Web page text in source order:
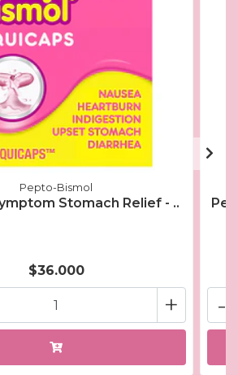
Pepto-Bismol
Stomach Relief - ..
$36.000
+ -